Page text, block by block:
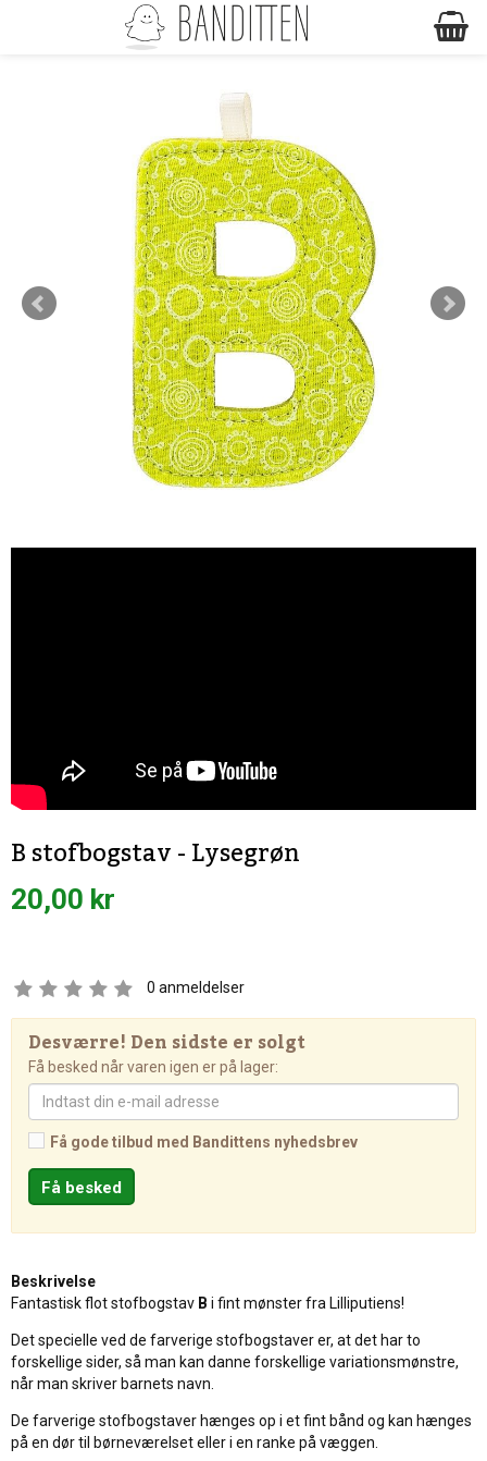
B stofbogstav - Lysegrøn
20,00 kr
0 anmeldelser
Desværre! Den sidste er solgt
Få besked når varen igen er på lager:
Få gode tilbud med Bandittens nyhedsbrev
Beskrivelse
Fantastisk flot stofbogstav B i fint mønster fra Lilliputiens!
Det specielle ved de farverige stofbogstaver er, at det har to
forskellige sider, så man kan danne forskellige variationsmønstre,
når man skriver barnets navn.
De farverige stofbogstaver hænges op i et fint bånd og kan hænges
på en dør til børneværelset eller i en ranke på væggen.